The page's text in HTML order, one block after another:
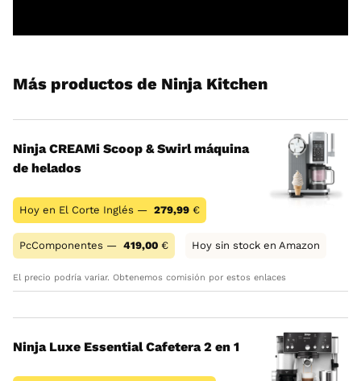
Más productos de Ninja Kitchen
Ninja CREAMi Scoop & Swirl máquina
de helados
Hoy en El Corte Inglés — 279,99 €
PcComponentes — 419,00 € Hoy sin stock en Amazon
El precio podría variar. Obtenemos comisión por estos enlaces
Ninja Luxe Essential Cafetera 2 en 1